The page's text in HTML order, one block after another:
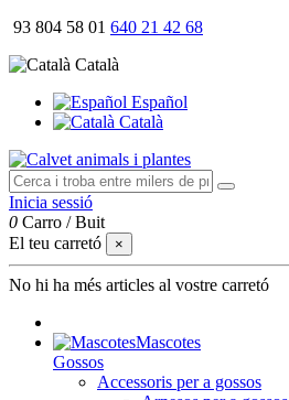
93 804 58 01 640 21 42 68
Català
Español
Català
Inicia sessió
0 Carro /Buit
El teu carretó
×
No hi ha més articles al vostre carretó
Mascotes
Gossos
Accessoris per a gossos